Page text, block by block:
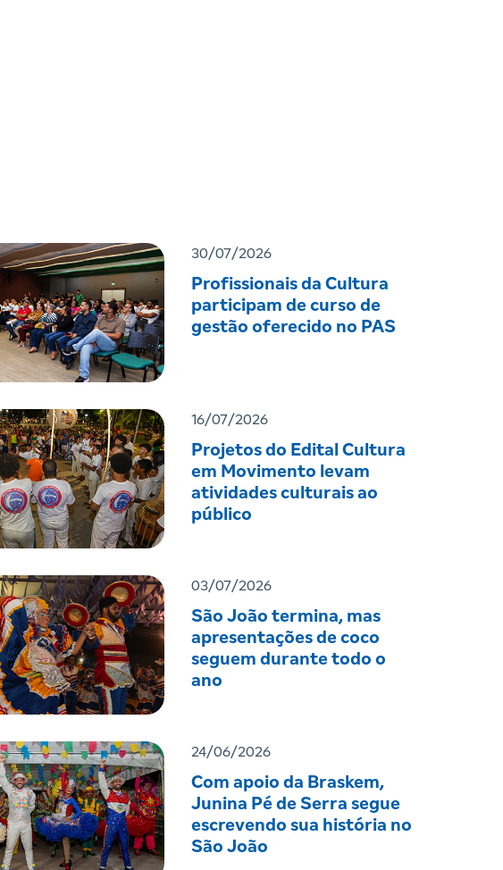
30/07/2026
Profissionais da Cultura
participam de curso de
gestão oferecido no PAS
16/07/2026
Projetos do Edital Cultura
em Movimento levam
atividades culturais ao
público
03/07/2026
São João termina, mas
apresentações de coco
seguem durante todo o
ano
24/06/2026
Com apoio da Braskem,
Junina Pé de Serra segue
escrevendo sua história no
São João